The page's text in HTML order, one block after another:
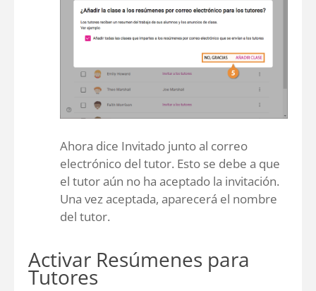
Ahora dice Invitado junto al correo
electrónico del tutor. Esto se debe a que
el tutor aún no ha aceptado la invitación.
Una vez aceptada, aparecerá el nombre
del tutor.
Activar Resúmenes para
Tutores